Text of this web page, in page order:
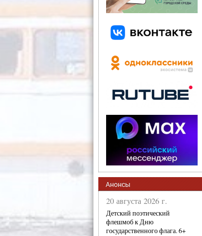
Анонсы
20 августа 2026 г.
Детский поэтический
флешмоб к Дню
государственного флага. 6+